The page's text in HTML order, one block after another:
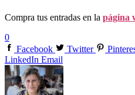
Compra tus entradas en la página
0
Facebook
Twitter
LinkedIn Email